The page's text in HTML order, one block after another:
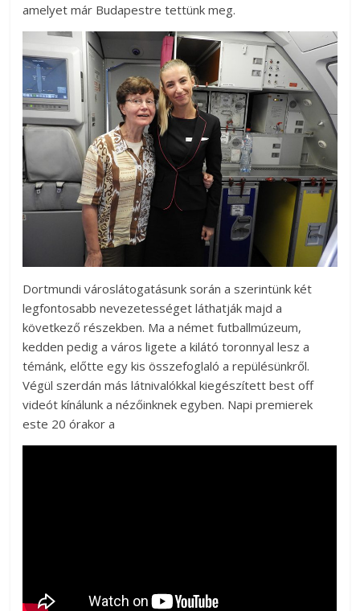
amelyet már Budapestre tettünk meg.
Dortmundi városlátogatásunk során a szerintünk két
legfontosabb nevezetességet láthatják majd a
következő részekben. Ma a német futballmúzeum,
kedden pedig a város ligete a kilátó toronnyal lesz a
témánk, előtte egy kis összefoglaló a repülésünkről.
Végül szerdán más látnivalókkal kiegészített best off
videót kínálunk a nézőinknek egyben. Napi premierek
este 20 órakor a